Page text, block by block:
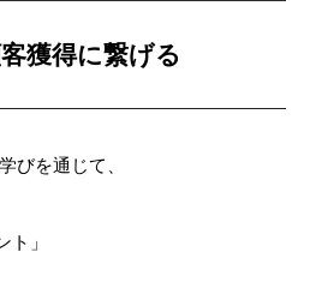
獲得に繋げる
びを通じて、
ト」